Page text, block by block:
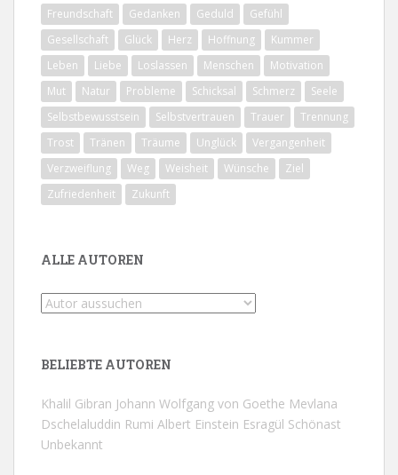
Freundschaft
Gedanken Geduld
Gefühl
Gesellschaft
Glück Herz Hoffnung
Kummer
Leben
Liebe Loslassen Menschen
Motivation
Mut
Natur Probleme Schicksal Schmerz
Seele
Selbstbewusstsein
Selbstvertrauen Trauer
Trennung
Trost
Tränen Träume Unglück
Vergangenheit
Verzweiflung
Weg Weisheit Wünsche
Ziel
Zufriedenheit
Zukunft
ALLE AUTOREN
BELIEBTE AUTOREN
Khalil Gibran Johann Wolfgang von Goethe Mevlana
Dschelaluddin Rumi Albert Einstein Esragül Schönast
Unbekannt